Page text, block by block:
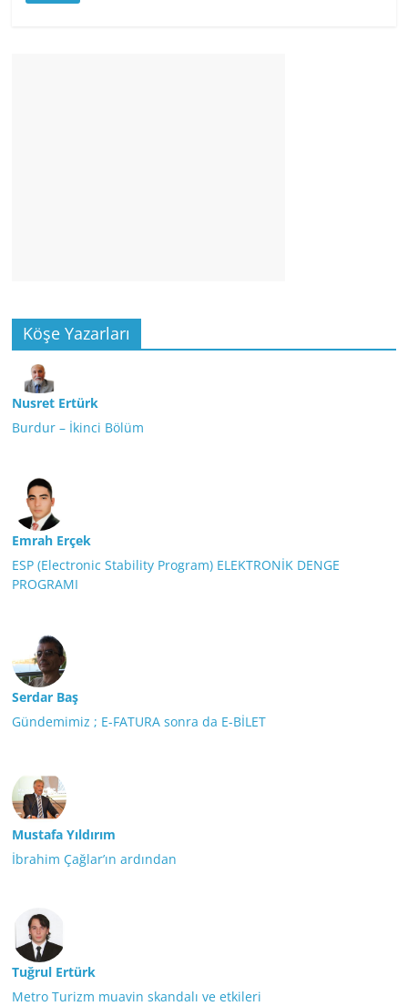
Köşe Yazarları
Nusret Ertürk
Burdur – İkinci Bölüm
Emrah Erçek
ESP (Electronic Stability Program) ELEKTRONİK DENGE
PROGRAMI
Serdar Baş
Gündemimiz ; E-FATURA sonra da E-BİLET
Mustafa Yıldırım
İbrahim Çağlar’ın ardından
Tuğrul Ertürk
Metro Turizm muavin skandalı ve etkileri